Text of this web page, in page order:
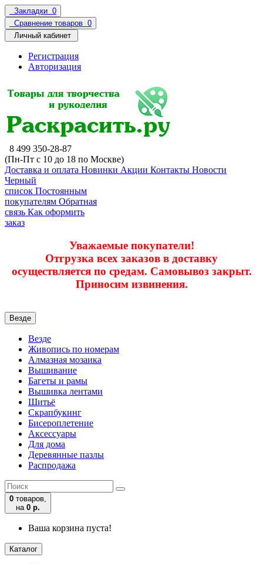
Закладки 0
Сравнение товаров 0
Личный кабинет
Регистрация
Авторизация
8 499 350-28-87
(Пн-Пт с 10 до 18 по Москве)
Доставка и оплата Новинки Акции Контакты Новости
Черный
список Постоянным
покупателям Обратная
связь Как оформить
заказ
Уважаемые покупатели!
Отгрузка всех заказов в доставку
осуществляется по средам. Самовывоз закрыт.
Приносим извинения.
Везде
Везде
Живопись по номерам
Алмазная мозаика
Вышивание
Багеты и рамы
Вышивка лентами
Шитьё
Скрапбукинг
Бисероплетение
Аксессуары
Для дома
Деревянные пазлы
Распродажа
0 товаров,
на 0 р.
Ваша корзина пуста!
Каталог